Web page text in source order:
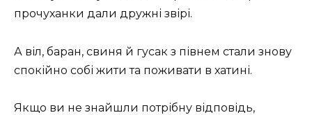
прочуханки дали дружні звірі.
А віл, баран, свиня й гусак з півнем стали знову
спокійно собі жити та поживати в хатині.
Якщо ви не знайшли потрібну відповідь,